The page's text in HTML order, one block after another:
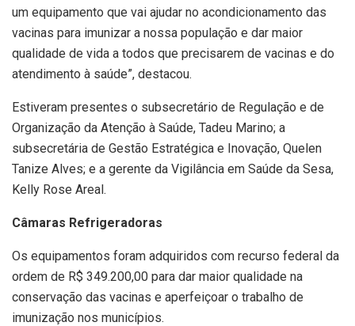
um equipamento que vai ajudar no acondicionamento das
vacinas para imunizar a nossa população e dar maior
qualidade de vida a todos que precisarem de vacinas e do
atendimento à saúde”, destacou.
Estiveram presentes o subsecretário de Regulação e de
Organização da Atenção à Saúde, Tadeu Marino; a
subsecretária de Gestão Estratégica e Inovação, Quelen
Tanize Alves; e a gerente da Vigilância em Saúde da Sesa,
Kelly Rose Areal.
Câmaras Refrigeradoras
Os equipamentos foram adquiridos com recurso federal da
ordem de R$ 349.200,00 para dar maior qualidade na
conservação das vacinas e aperfeiçoar o trabalho de
imunização nos municípios.